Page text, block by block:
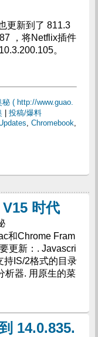
更新到了 811.3
，将Netflix插件
。
( http://www.guao.
| 投稿/爆料
, Chromebook,
时代
和Chrome Fram
更新：. Javascri
持IS/2格式的目录
析器. 用原生的菜
14.0.835.